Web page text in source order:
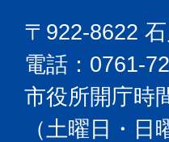
〒922-8622
電話：0761-
市役所開庁時
（土曜日・